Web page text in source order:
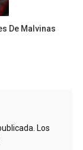
De Malvinas
Los